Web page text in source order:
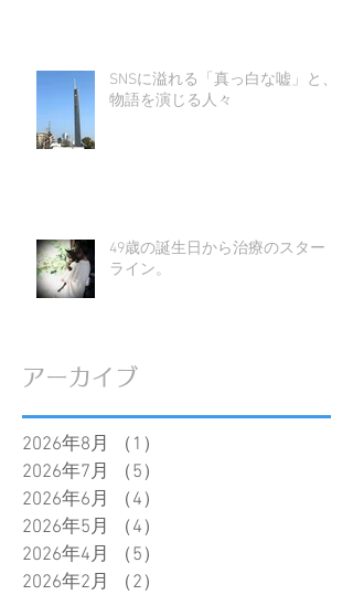
SNSに溢れる「真っ白な嘘」と、
物語を演じる人々
49歳の誕生日から治療のスタート
ライン。
アーカイブ
2026年8月 （1）
2026年7月
（5）
2026年6月
（4）
2026年5月
（4）
2026年4月
（5）
2026年2月
（2）